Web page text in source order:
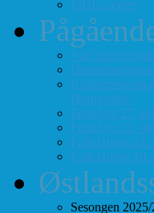
FIDEs regler
Vårt
Hurtigsjakk
FolloLyn 27.
FolloLyn 22.
FolloHurtig 24.
FolloHurtig 10.
Sesongen